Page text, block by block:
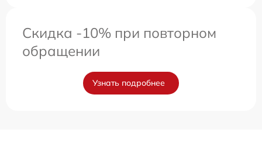
Скидка -10% при повторном
обращении
Узнать подробнее